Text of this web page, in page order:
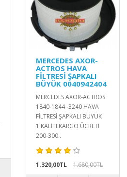
MERCEDES AXOR-
ACTROS HAVA
FİLTRESİ ŞAPKALI
BÜYÜK 0040942404
MERCEDES AXOR-ACTROS
1840-1844 -3240 HAVA
FİLTRESİ ŞAPKALI BÜYÜK
1.KALİTEKARGO ÜCRETİ
200-300..
1.320,00TL 1.680,00TL